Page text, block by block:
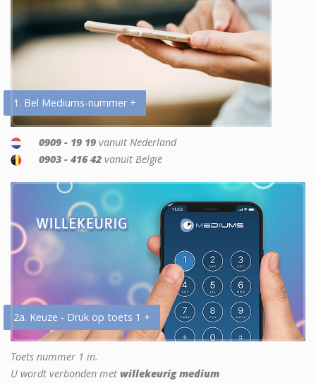
1. Bel Mediums-nummer +
0909 - 19 19 vanuit Nederland
0903 - 416 42 vanuit België
2a. Keuze - Druk op toets 1 +
Toets nummer 1 in.
U wordt verbonden met willekeurig medium